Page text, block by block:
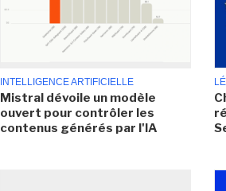
INTELLIGENCE ARTIFICIELLE
Mistral dévoile un modèle
ouvert pour contrôler les
contenus générés par l'IA